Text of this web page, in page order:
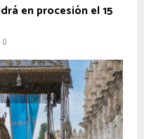
en procesión el 15
0